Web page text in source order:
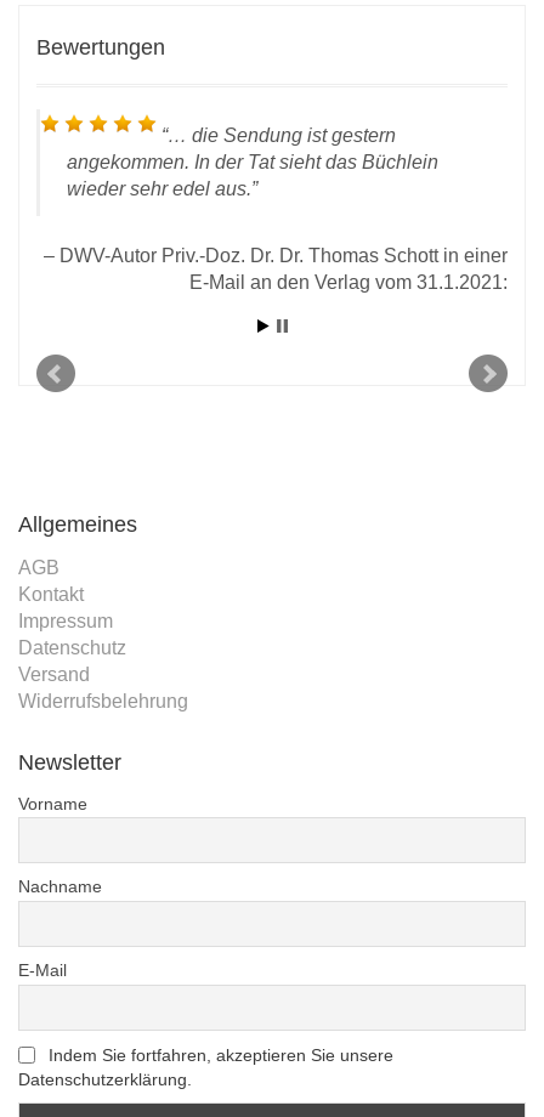
Bewertungen
… die Sendung ist gestern
angekommen. In der Tat sieht das Büchlein
wieder sehr edel aus.
DWV-Autor Priv.-Doz. Dr. Dr. Thomas Schott in einer
E-Mail an den Verlag vom 31.1.2021:
Allgemeines
AGB
Kontakt
Impressum
Datenschutz
Versand
Widerrufsbelehrung
Newsletter
Vorname
Nachname
E-Mail
Indem Sie fortfahren, akzeptieren Sie unsere
Datenschutzerklärung.